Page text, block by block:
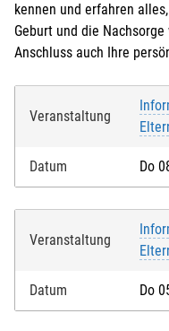
kennen und erfahren
Geburt und die
Anschluss auch Ihre
Veranstaltung
Datum Do
Veranstaltung
Datum Do